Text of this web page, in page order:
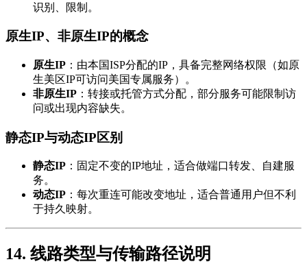
识别、限制。
原生IP、非原生IP的概念
原生IP ：由本国ISP分配的IP，具备完整网络权限（如原
生美区IP可访问美国专属服务）。
非原生IP ：转接或托管方式分配，部分服务可能限制访
问或出现内容缺失。
静态IP与动态IP区别
静态IP ：固定不变的IP地址，适合做端口转发、自建服
务。
动态IP ：每次重连可能改变地址，适合普通用户但不利
于持久映射。
14. 线路类型与传输路径说明